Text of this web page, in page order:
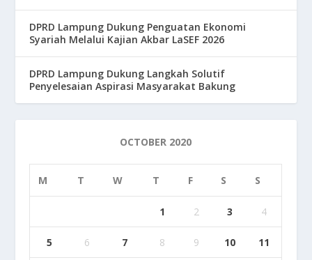
DPRD Lampung Dukung Penguatan Ekonomi
Syariah Melalui Kajian Akbar LaSEF 2026
DPRD Lampung Dukung Langkah Solutif
Penyelesaian Aspirasi Masyarakat Bakung
OCTOBER 2020
M T W T F S S
1 2 3 4
5 6 7 8 9 10 11